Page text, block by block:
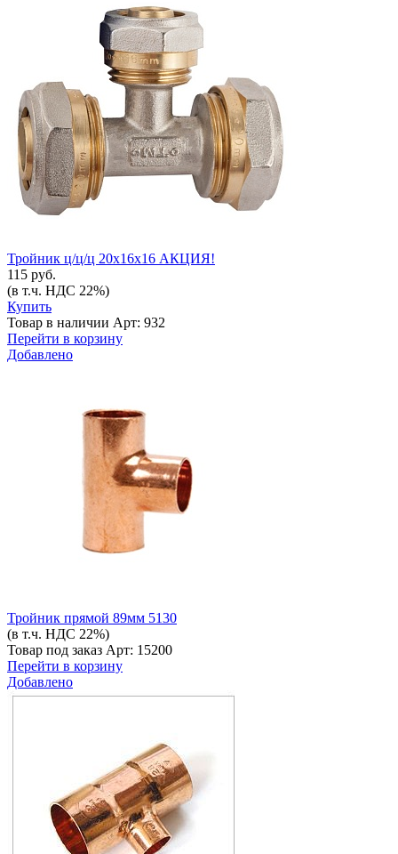
Тройник ц/ц/ц 20х16х16 АКЦИЯ!
115 руб.
(в т.ч. НДС 22%)
Купить
Товар в наличии Арт: 932
Перейти в корзину
Добавлено
Тройник прямой 89мм 5130
(в т.ч. НДС 22%)
Товар под заказ Арт: 15200
Перейти в корзину
Добавлено